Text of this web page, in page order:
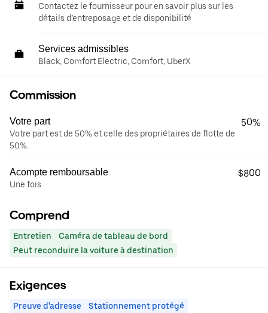
Contactez le fournisseur pour en savoir plus sur les
détails d’entreposage et de disponibilité
Services admissibles
Black, Comfort Electric, Comfort, UberX
Commission
Votre part
Votre part est de 50% et celle des propriétaires de flotte de
50%.
50%
Acompte remboursable
Une fois
$800
Comprend
Entretien
Caméra de tableau de bord
Peut reconduire la voiture à destination
Exigences
Preuve d'adresse
Stationnement protégé